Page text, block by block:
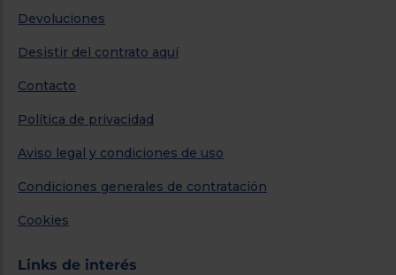
Devoluciones
Desistir del contrato aquí
Contacto
Política de privacidad
Aviso legal y condiciones de uso
Condiciones generales de contratación
Cookies
Links de interés